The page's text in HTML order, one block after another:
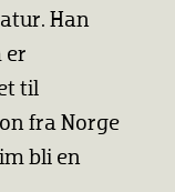
Han
er
til
fra Norge
bli en